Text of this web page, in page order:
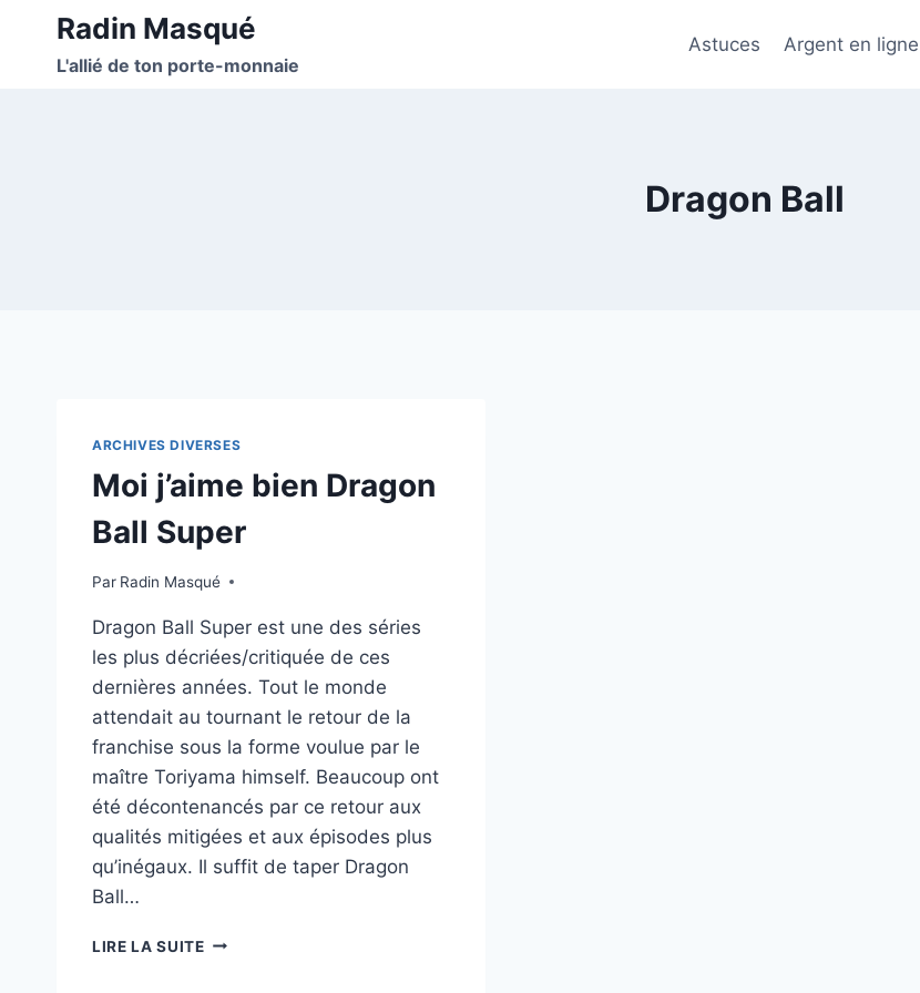
contenu
Radin Masqué
L'allié de ton porte-monnaie
Astuces Argent en ligne
Dragon Ball
ARCHIVES DIVERSES
Moi j’aime bien Dragon
Ball Super
Par Radin Masqué
Dragon Ball Super est une des séries
les plus décriées/critiquée de ces
dernières années. Tout le monde
attendait au tournant le retour de la
franchise sous la forme voulue par le
maître Toriyama himself. Beaucoup ont
été décontenancés par ce retour aux
qualités mitigées et aux épisodes plus
qu’inégaux. Il suffit de taper Dragon
Ball…
LIRE LA SUITEMOI